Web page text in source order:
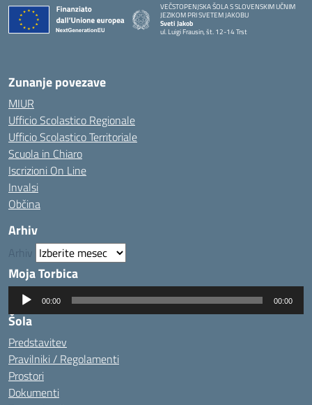
VEČSTOPENJSKA ŠOLA S SLOVENSKIM UČNIM
JEZIKOM PRI SVETEM JAKOBU
Sveti Jakob
ul. Luigi Frausin, št. 12-14 Trst
— Visita la pagina iniziale della scuola
Zunanje povezave
MIUR
Ufficio Scolastico Regionale
Ufficio Scolastico Territoriale
Scuola in Chiaro
Iscrizioni On Line
Invalsi
Občina
Arhiv
Arhiv
Moja Torbica
Predvajalnik
zvoka
00:00 00:00
Šola
Predstavitev
Pravilniki / Regolamenti
Prostori
Dokumenti